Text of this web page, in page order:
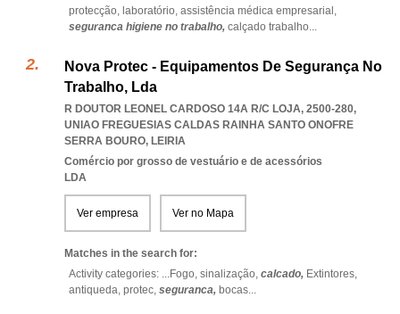
protecção, laboratório, assistência médica empresarial,
seguranca higiene no trabalho, calçado trabalho...
Nova Protec - Equipamentos De Segurança No
Trabalho, Lda
R DOUTOR LEONEL CARDOSO 14A R/C LOJA, 2500-280,
UNIAO FREGUESIAS CALDAS RAINHA SANTO ONOFRE
SERRA BOURO, LEIRIA
Comércio por grosso de vestuário e de acessórios
LDA
Ver empresa Ver no Mapa
Matches in the search for:
Activity categories: ...Fogo, sinalização, calcado, Extintores,
antiqueda, protec, seguranca, bocas...